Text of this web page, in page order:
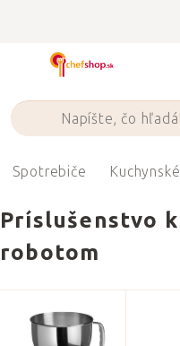
Spotrebiče
Príslušenstvo
robotom